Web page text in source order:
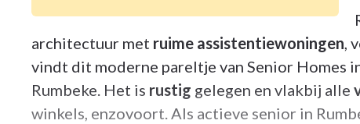
architectuur met ruime assistentiewoningen,
vindt dit moderne pareltje van Senior Homes
Rumbeke. Het is rustig gelegen en vlakbij alle
winkels, enzovoort. Als actieve senior in